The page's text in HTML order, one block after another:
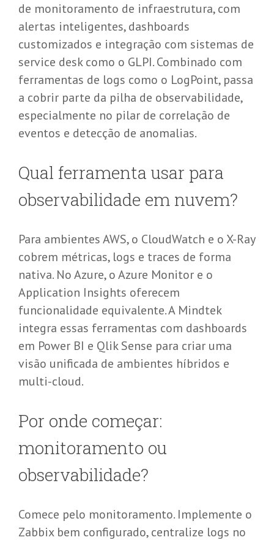
de monitoramento de infraestrutura, com
alertas inteligentes, dashboards
customizados e integração com sistemas de
service desk como o GLPI. Combinado com
ferramentas de logs como o LogPoint, passa
a cobrir parte da pilha de observabilidade,
especialmente no pilar de correlação de
eventos e detecção de anomalias.
Qual ferramenta usar para
observabilidade em nuvem?
Para ambientes AWS, o CloudWatch e o X-Ray
cobrem métricas, logs e traces de forma
nativa. No Azure, o Azure Monitor e o
Application Insights oferecem
funcionalidade equivalente. A Mindtek
integra essas ferramentas com dashboards
em Power BI e Qlik Sense para criar uma
visão unificada de ambientes híbridos e
multi-cloud.
Por onde começar:
monitoramento ou
observabilidade?
Comece pelo monitoramento. Implemente o
Zabbix bem configurado, centralize logs no